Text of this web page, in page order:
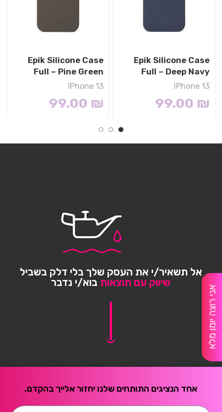
04) and E.U. (EN13432) standards for
compostability. It means you can toss your case in
the city compost bin when you upgrade your phone.
BARONE LLC
Epik Silicone Case
Full – Deep Navy
IPhone 13
99.00 ₪
Epik Silicone Case
Full – Pine Green
IPhone 13
99.00 ₪
אני רוצה יומן מלא
אל תשאיר/י את העסק שלך בלי דלק בשביל
שיווק עם תוצאות בוא/י נדבר
אחד הנציגים התותחים שלנו יחזור אלייך בהקדם.